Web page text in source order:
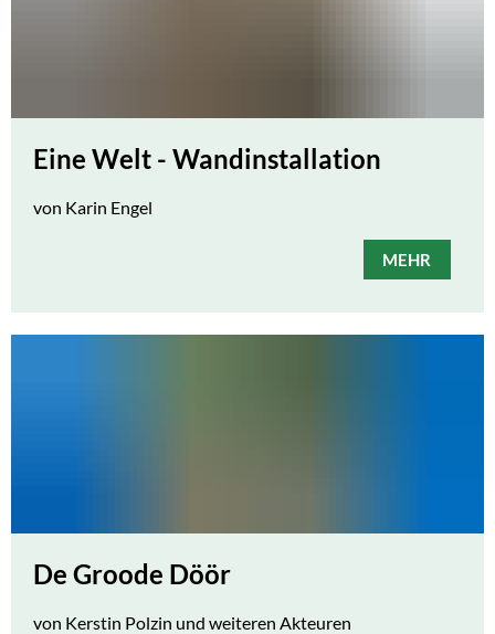
Eine Welt - Wandinstallation
von Karin Engel
MEHR
De Groode Döör
von Kerstin Polzin und weiteren Akteuren